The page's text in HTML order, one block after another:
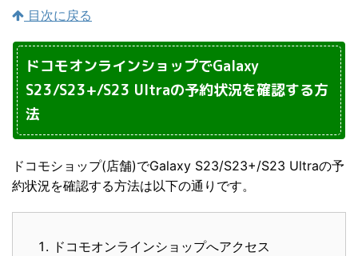
目次に戻る
ドコモオンラインショップでGalaxy
S23/S23+/S23 Ultraの予約状況を確認する方
法
ドコモショップ(店舗)でGalaxy S23/S23+/S23 Ultraの予
約状況を確認する方法は以下の通りです。
ドコモオンラインショップへアクセス